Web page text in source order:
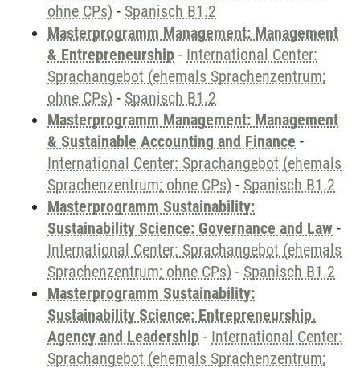
ohne CPs) - Spanisch B1.2
Masterprogramm Management: Management
& Entrepreneurship - International Center:
Sprachangebot (ehemals Sprachenzentrum;
ohne CPs) - Spanisch B1.2
Masterprogramm Management: Management
& Sustainable Accounting and Finance -
International Center: Sprachangebot (ehemals
Sprachenzentrum; ohne CPs) - Spanisch B1.2
Masterprogramm Sustainability:
Sustainability Science: Governance and Law -
International Center: Sprachangebot (ehemals
Sprachenzentrum; ohne CPs) - Spanisch B1.2
Masterprogramm Sustainability:
Sustainability Science: Entrepreneurship,
Agency and Leadership - International Center:
Sprachangebot (ehemals Sprachenzentrum;